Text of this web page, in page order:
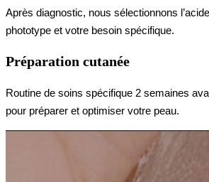
Après diagnostic, nous sélectionnons
phototype et votre besoin spécifique.
Préparation cutanée
Routine de soins spécifique 2 semaines
pour préparer et optimiser votre peau.